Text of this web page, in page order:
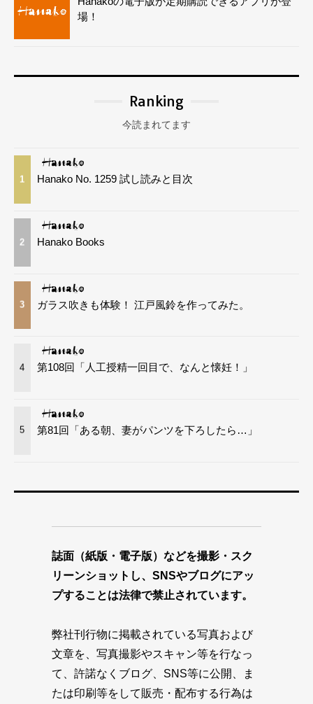
場！
Ranking
今読まれてます
1 Hanako No. 1259 試し読みと目次
2 Hanako Books
3 ガラス吹きも体験！ 江戸風鈴を作ってみた。
4 第108回「人工授精一回目で、なんと懐妊！」
5 第81回「ある朝、妻がパンツを下ろしたら…」
誌面（紙版・電子版）などを撮影・スク
リーンショットし、SNSやブログにアッ
プすることは法律で禁止されています。
弊社刊行物に掲載されている写真および
文章を、写真撮影やスキャン等を行なっ
て、許諾なくブログ、SNS等に公開、ま
たは印刷等をして販売・配布する行為は